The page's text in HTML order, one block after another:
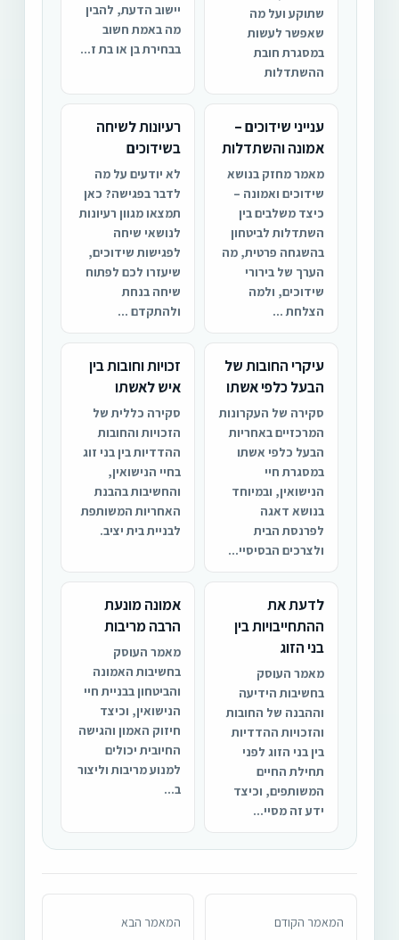
שתוקע ועל מה
שאפשר לעשות
במסגרת חובת
ההשתדלות
יישוב הדעת, להבין
מה באמת חשוב
בבחירת בן או בת ז...
ענייני שידוכים –
אמונה והשתדלות
מאמר מחזק בנושא
שידוכים ואמונה –
כיצד משלבים בין
השתדלות לביטחון
בהשגחה פרטית, מה
הערך של בירורי
שידוכים, ולמה
הצלחת ...
רעיונות לשיחה
בשידוכים
לא יודעים על מה
לדבר בפגישה? כאן
תמצאו מגוון רעיונות
לנושאי שיחה
לפגישות שידוכים,
שיעזרו לכם לפתוח
שיחה בנחת
ולהתקדם ...
עיקרי החובות של
הבעל כלפי אשתו
סקירה של העקרונות
המרכזיים באחריות
הבעל כלפי אשתו
במסגרת חיי
הנישואין, ובמיוחד
בנושא דאגה
לפרנסת הבית
ולצרכים הבסיסיי...
זכויות וחובות בין
איש לאשתו
סקירה כללית של
הזכויות והחובות
ההדדיות בין בני זוג
בחיי הנישואין,
והחשיבות בהבנת
האחריות המשותפת
לבניית בית יציב.
לדעת את
ההתחייבויות בין
בני הזוג
מאמר העוסק
בחשיבות הידיעה
וההבנה של החובות
והזכויות ההדדיות
בין בני הזוג לפני
תחילת החיים
המשותפים, וכיצד
ידע זה מסיי...
אמונה מונעת
הרבה מריבות
מאמר העוסק
בחשיבות האמונה
והביטחון בבניית חיי
הנישואין, וכיצד
חיזוק האמון והגישה
החיובית יכולים
למנוע מריבות וליצור
ב...
המאמר הקודם המאמר הבא